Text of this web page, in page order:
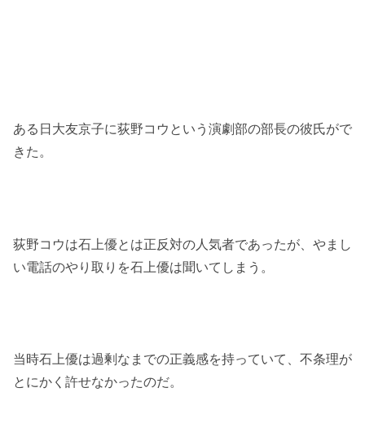
ある日大友京子に荻野コウという演劇部の部長の彼氏がで
きた。
荻野コウは石上優とは正反対の人気者であったが、やまし
い電話のやり取りを石上優は聞いてしまう。
当時石上優は過剰なまでの正義感を持っていて、不条理が
とにかく許せなかったのだ。